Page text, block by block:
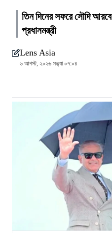
তিন দিনের সফরে সৌদি
প্রধানমন্ত্রী
Lens Asia
৬ আগস্ট, ২০২৬ সন্ধ্যা ০৭:০৪